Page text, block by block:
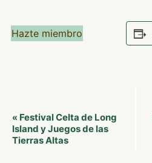
Hazte miembro
Navegación
del
Evento
« Festival Celta de Long
Island y Juegos de las
Tierras Altas